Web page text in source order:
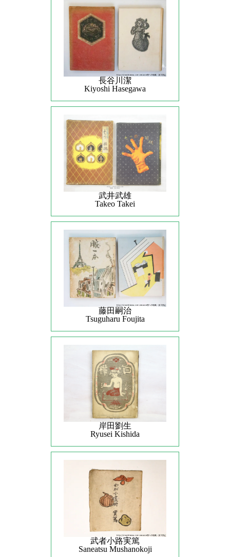
長谷川潔
Kiyoshi Hasegawa
武井武雄
Takeo Takei
藤田嗣治
Tsuguharu Foujita
岸田劉生
Ryusei Kishida
武者小路実篤
Saneatsu Mushanokoji